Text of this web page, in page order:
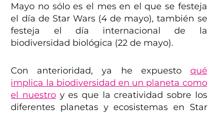
Mayo no sólo es el mes en el que se festeja
el día de Star Wars (4 de mayo), también se
festeja el día internacional de la
biodiversidad biológica (22 de mayo).
Con anterioridad, ya he expuesto qué
implica la biodiversidad en un planeta como
el nuestro y es que la creatividad sobre los
diferentes planetas y ecosistemas en Star